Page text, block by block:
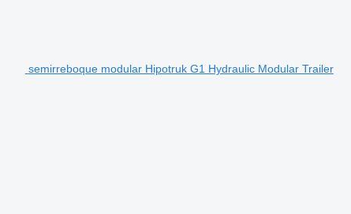
semirreboque modular Hipotruk G1 Hydraulic Modular Trailer